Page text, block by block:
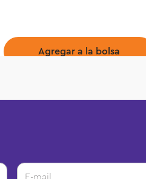
Agregar a la bolsa